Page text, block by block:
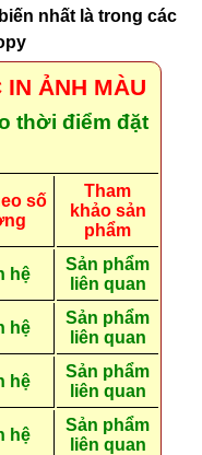
nhất là trong các
IN ẢNH MÀU
thời điểm đặt
số
Tham
khảo sản
phẩm
hệ
Sản phẩm
liên quan
hệ
Sản phẩm
liên quan
hệ
Sản phẩm
liên quan
hệ
Sản phẩm
liên quan